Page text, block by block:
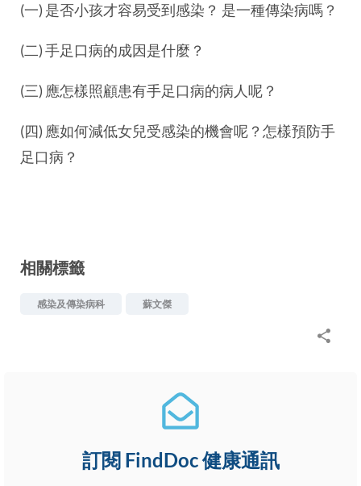
(一) 是否小孩才容易受到感染？ 是一種傳染病嗎？
(二) 手足口病的成因是什麼？
(三) 應怎樣照顧患有手足口病的病人呢？
(四) 應如何減低女兒受感染的機會呢？怎樣預防手
足口病？
相關標籤
感染及傳染病科 蘇文傑
訂閱 FindDoc 健康通訊